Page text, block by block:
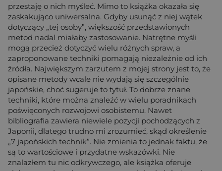
przestaję o nich myśleć. Mimo to książka okazała się
zaskakująco uniwersalna. Gdyby usunąć z niej wątek
dotyczący „tej osoby”, większość przedstawionych
metod nadal miałaby zastosowanie. Natrętne myśli
mogą przecież dotyczyć wielu różnych spraw, a
zaproponowane techniki pomagają niezależnie od ich
źródła. Największym zarzutem z mojej strony jest to, że
opisane metody wcale nie wydają się szczególnie
japońskie, choć sugeruje to tytuł. To dobrze znane
techniki, które można znaleźć w wielu poradnikach
poświęconych rozwojowi osobistemu. Nawet
bibliografia zawiera niewiele pozycji pochodzących z
Japonii, dlatego trudno mi zrozumieć, skąd określenie
„7 japońskich technik”. Nie zmienia to jednak faktu, że
są to wartościowe i przydatne wskazówki. Nie
znalazłem tu nic odkrywczego, ale książka oferuje